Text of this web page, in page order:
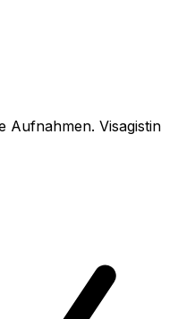
Aufnahmen. Visagistin